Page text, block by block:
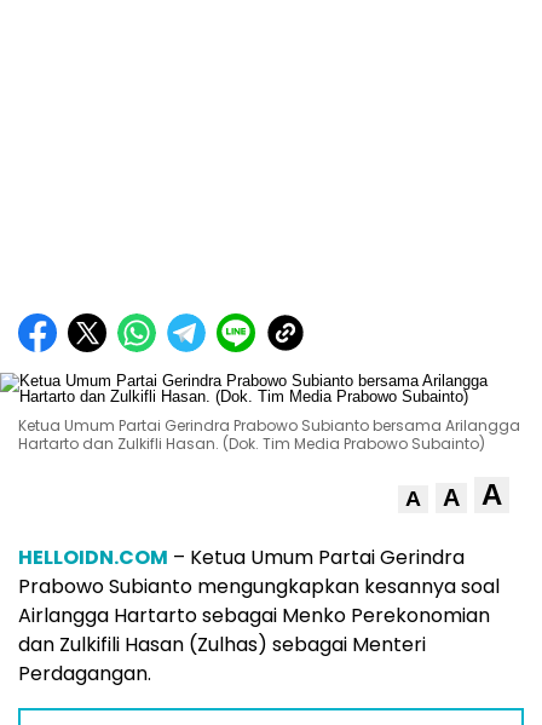
Ketua Umum Partai Gerindra Prabowo Subianto bersama Arilangga
Hartarto dan Zulkifli Hasan. (Dok. Tim Media Prabowo Subainto)
A A A
HELLOIDN.COM – Ketua Umum Partai Gerindra
Prabowo Subianto mengungkapkan kesannya soal
Airlangga Hartarto sebagai Menko Perekonomian
dan Zulkifili Hasan (Zulhas) sebagai Menteri
Perdagangan.